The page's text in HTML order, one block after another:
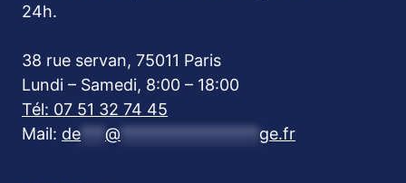
24h.
38 rue servan, 75011 Paris
Lundi – Samedi, 8:00 – 18:00
Tél: 07 51 32 74 45
Mail: de @ ge.fr